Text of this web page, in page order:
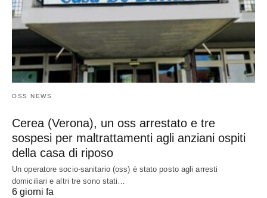
OSS NEWS
Cerea (Verona), un oss arrestato e tre
sospesi per maltrattamenti agli anziani ospiti
della casa di riposo
Un operatore socio-sanitario (oss) è stato posto agli arresti
domiciliari e altri tre sono stati…
6 giorni fa